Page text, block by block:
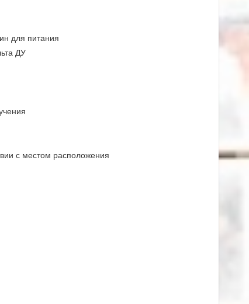
для питания
ДУ
с местом расположения